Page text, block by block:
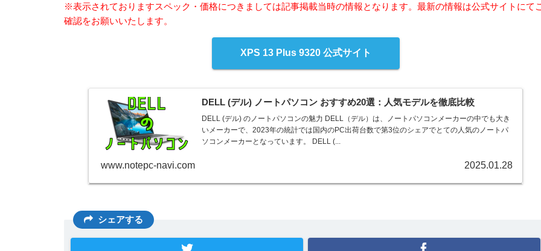
※表示されておりますスペック・価格につきましては記事掲載当時の情報となります。最新の情報は公式サイトにて
確認をお願いいたします。
XPS 13 Plus 9320 公式サイト
DELL (デル) ノートパソコン おすすめ20選：人気モデルを徹底比較
DELL (デル) のノートパソコンの魅力 DELL（デル）は、ノートパソコンメーカーの中でも大き
いメーカーで、2023年の統計では国内のPC出荷台数で第3位のシェアでとての人気のノートパ
ソコンメーカーとなっています。 DELL (...
www.notepc-navi.com 2025.01.28
シェアする